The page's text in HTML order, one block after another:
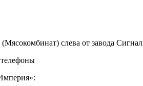
слева от завода Сигнал